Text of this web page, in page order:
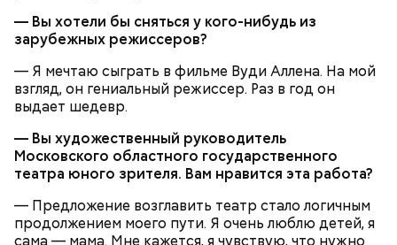
— Вы хотели бы сняться у кого-нибудь из
зарубежных режиссеров?
— Я мечтаю сыграть в фильме Вуди Аллена. На мой
взгляд, он гениальный режиссер. Раз в год он
выдает шедевр.
— Вы художественный руководитель
Московского областного государственного
театра юного зрителя. Вам нравится эта работа?
— Предложение возглавить театр стало логичным
продолжением моего пути. Я очень люблю детей, я
сама — мама. Мне кажется, я чувствую, что нужно
На Николу никому нельзя было грустить —
считалось, что это принесет суровые морозы.
бывала студеной.
Морковь, петрушку, репу и репчатый лук очистить,
промыть, нарезать тонкими квадратиками,
сложить в сотейник, добавить растительное масло
нарезать крупными шашками. Картофель очистить
и нарезать кубиками. В кипящую воду опустить
капусту, дать вскипеть, затем опустить картофель
кипении варить 15-20 минут. В конце варки в суп
положить красные помидоры, нарезанные